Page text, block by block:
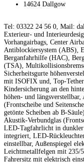
14624 Dallgow
Tel: 03322 24 56 0, Mail:
Exterieur- und
Vorhangairbags, Center
Antiblockiersystem (ABS),
Berganfahrhilfe (HAC),
(TSA),
Sicherheitsgurte
mit ISOFIX und, Top-
Kindersicherung an den
höhen- und längsverstellbar,
(Frontscheibe und
getönte Scheiben ab B-
Akustik-Verbundglas
LED-Tagfahrlicht in
integriert, LED-
einstellbar, Außenspiegel
Leichtmetallfelgen mit 235/
Fahrersitz mit elektrisch